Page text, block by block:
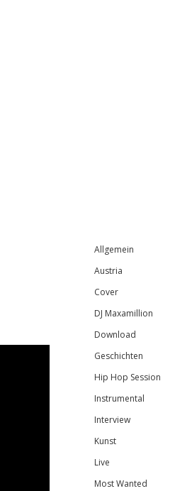
Sidebar
Allgemein
Austria
Cover
DJ Maxamillion
Download
Geschichten
Hip Hop Session
Instrumental
Interview
Kunst
Live
Most Wanted